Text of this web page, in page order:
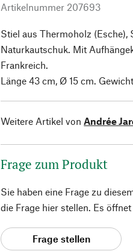
Artikelnummer 207693
Stiel aus Thermoholz (Esche),
Naturkautschuk. Mit
Frankreich.
Länge 43 cm, Ø 15 cm.
Weitere Artikel von Andrée
Frage zum Produkt
Sie haben eine Frage zu
die Frage hier stellen. Es
Frage stellen